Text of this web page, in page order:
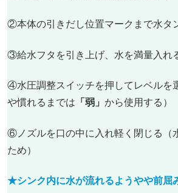
②本体の引きだし位置マークまで水タ
③給水フタを引き上げ、水を満量入れ
④水圧調整スイッチを押してレベルを
や慣れるまでは 「弱」 から使用する）
⑥ノズルを口の中に入れ軽く閉じる（
ため）
★シンク内に水が流れるようやや前屈